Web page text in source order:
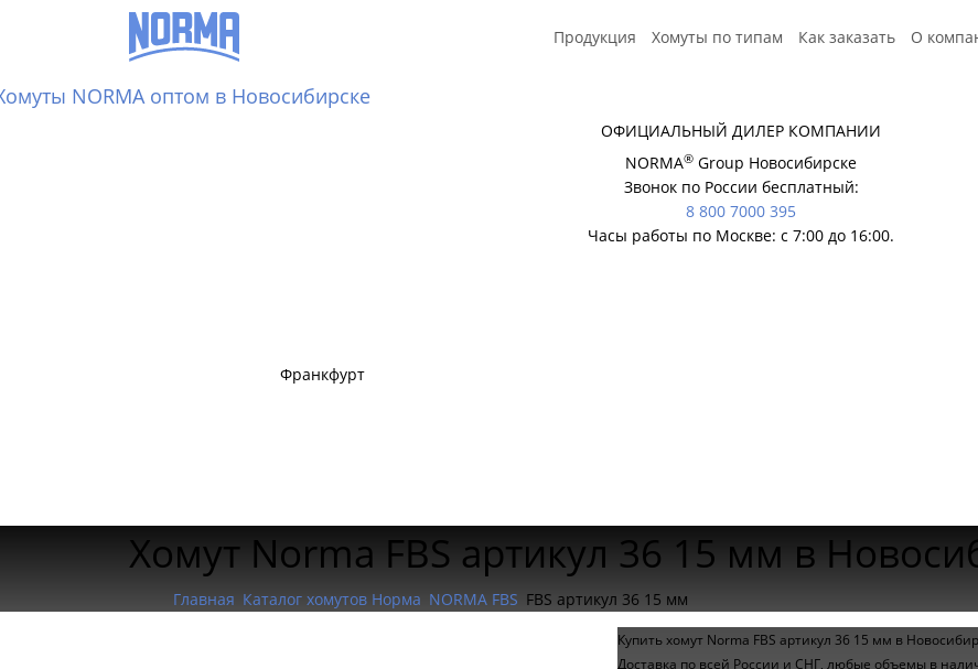
NORMA оптом в Новосибирске
Продукция Хомуты по типам Как заказать О
ОФИЦИАЛЬНЫЙ ДИЛЕР КОМПАНИИ
NORMA® Group Новосибирске
Франкфурт
Звонок по России бесплатный:
8 800 7000 395
Часы работы по Москве: с 7:00 до 16:00.
Хомут Norma FBS артикул 36 15 мм в
Главная Каталог хомутов Норма NORMA FBS FBS артикул 36 15 мм
Купить хомут Norma FBS артикул 36 15 мм в
Доставка по всей России и СНГ, любые объемы в